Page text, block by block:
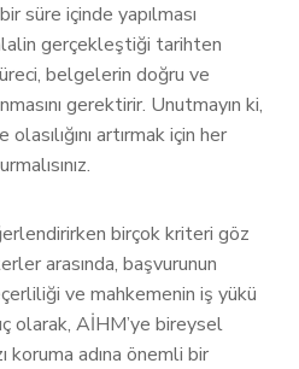
süre içinde yapılması
gerçekleştiği tarihten
belgelerin doğru ve
gerektirir. Unutmayın ki,
artırmak için her
birçok kriteri göz
arasında, başvurunun
ve mahkemenin iş yükü
olarak, AİHM’ye bireysel
koruma adına önemli bir